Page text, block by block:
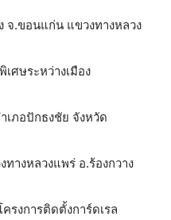
จ.ขอนแก่น แขวงทางหลวง
ศษระหว่างเมือง
เภอปักธงชัย จังหวัด
างหลวงแพร่ อ.ร้องกวาง
รงการติดตั้งการ์ดเรล